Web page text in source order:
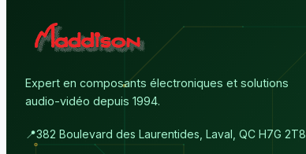
Expert en composants électroniques et solutions
audio-vidéo depuis 1994.
📍382 Boulevard des Laurentides, Laval, QC H7G 2T8